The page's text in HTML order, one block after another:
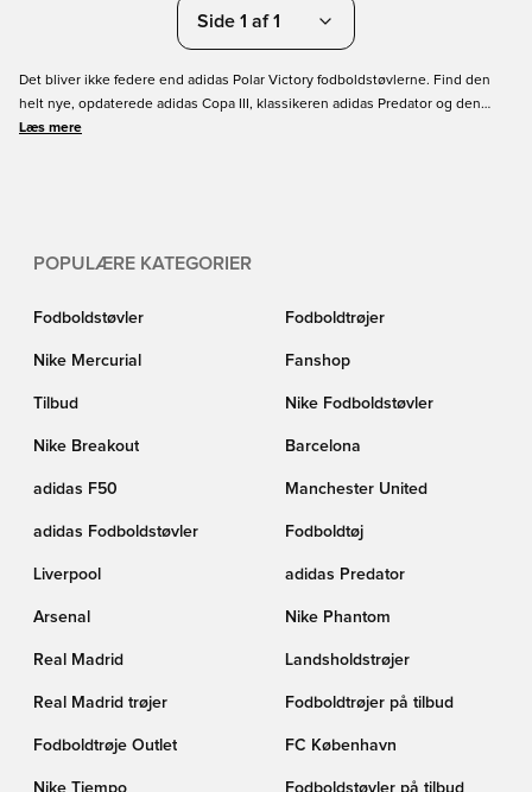
Side 1 af 1
Det bliver ikke federe end adidas Polar Victory fodboldstøvlerne. Find den
helt nye, opdaterede adidas Copa III, klassikeren adidas Predator og den
hurtige adidas F50 i smukke hvide colourways med blå detaljer, der tilføjer et
Læs mere
POPULÆRE KATEGORIER
Fodboldstøvler Fodboldtrøjer
Nike Mercurial Fanshop
Tilbud Nike Fodboldstøvler
Nike Breakout Barcelona
adidas F50 Manchester United
adidas Fodboldstøvler Fodboldtøj
Liverpool adidas Predator
Arsenal Nike Phantom
Real Madrid Landsholdstrøjer
Real Madrid trøjer Fodboldtrøjer på tilbud
Fodboldtrøje Outlet FC København
Nike Tiempo Fodboldstøvler på tilbud